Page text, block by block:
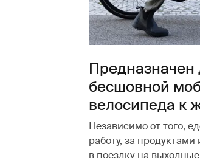
Предназначен
бесшовной
велосипеда к
Независимо от того,
работу, за продуктами
в поездку на